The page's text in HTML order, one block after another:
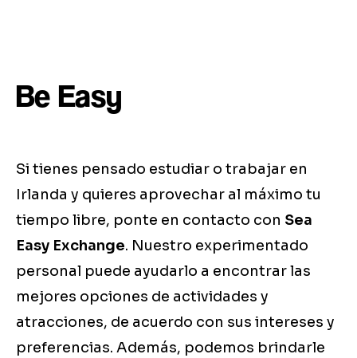
Be Easy
Si tienes pensado estudiar o trabajar en
Irlanda y quieres aprovechar al máximo tu
tiempo libre, ponte en contacto con Sea
Easy Exchange. Nuestro experimentado
personal puede ayudarlo a encontrar las
mejores opciones de actividades y
atracciones, de acuerdo con sus intereses y
preferencias. Además, podemos brindarle